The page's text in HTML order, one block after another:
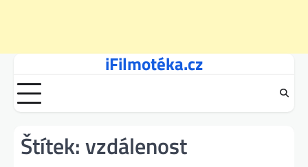
content
iFilmotéka.cz
Štítek:vzdálenost